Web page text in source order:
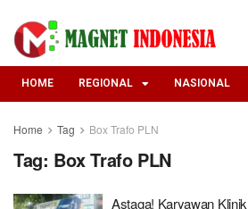
HOME REGIONAL NASIONAL
Home Tag Box Trafo PLN
Tag: Box Trafo PLN
Astaga! Karyawan